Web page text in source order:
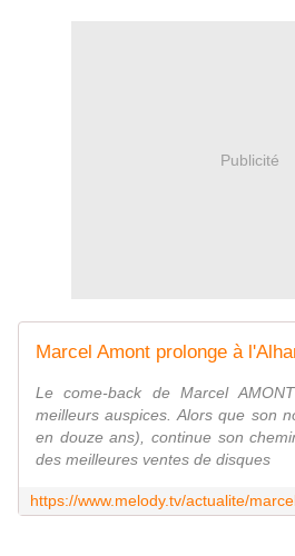
Publicité
Le come-back de Marcel
meilleurs auspices. Alors que son
en douze ans), continue son
des meilleures ventes de disques